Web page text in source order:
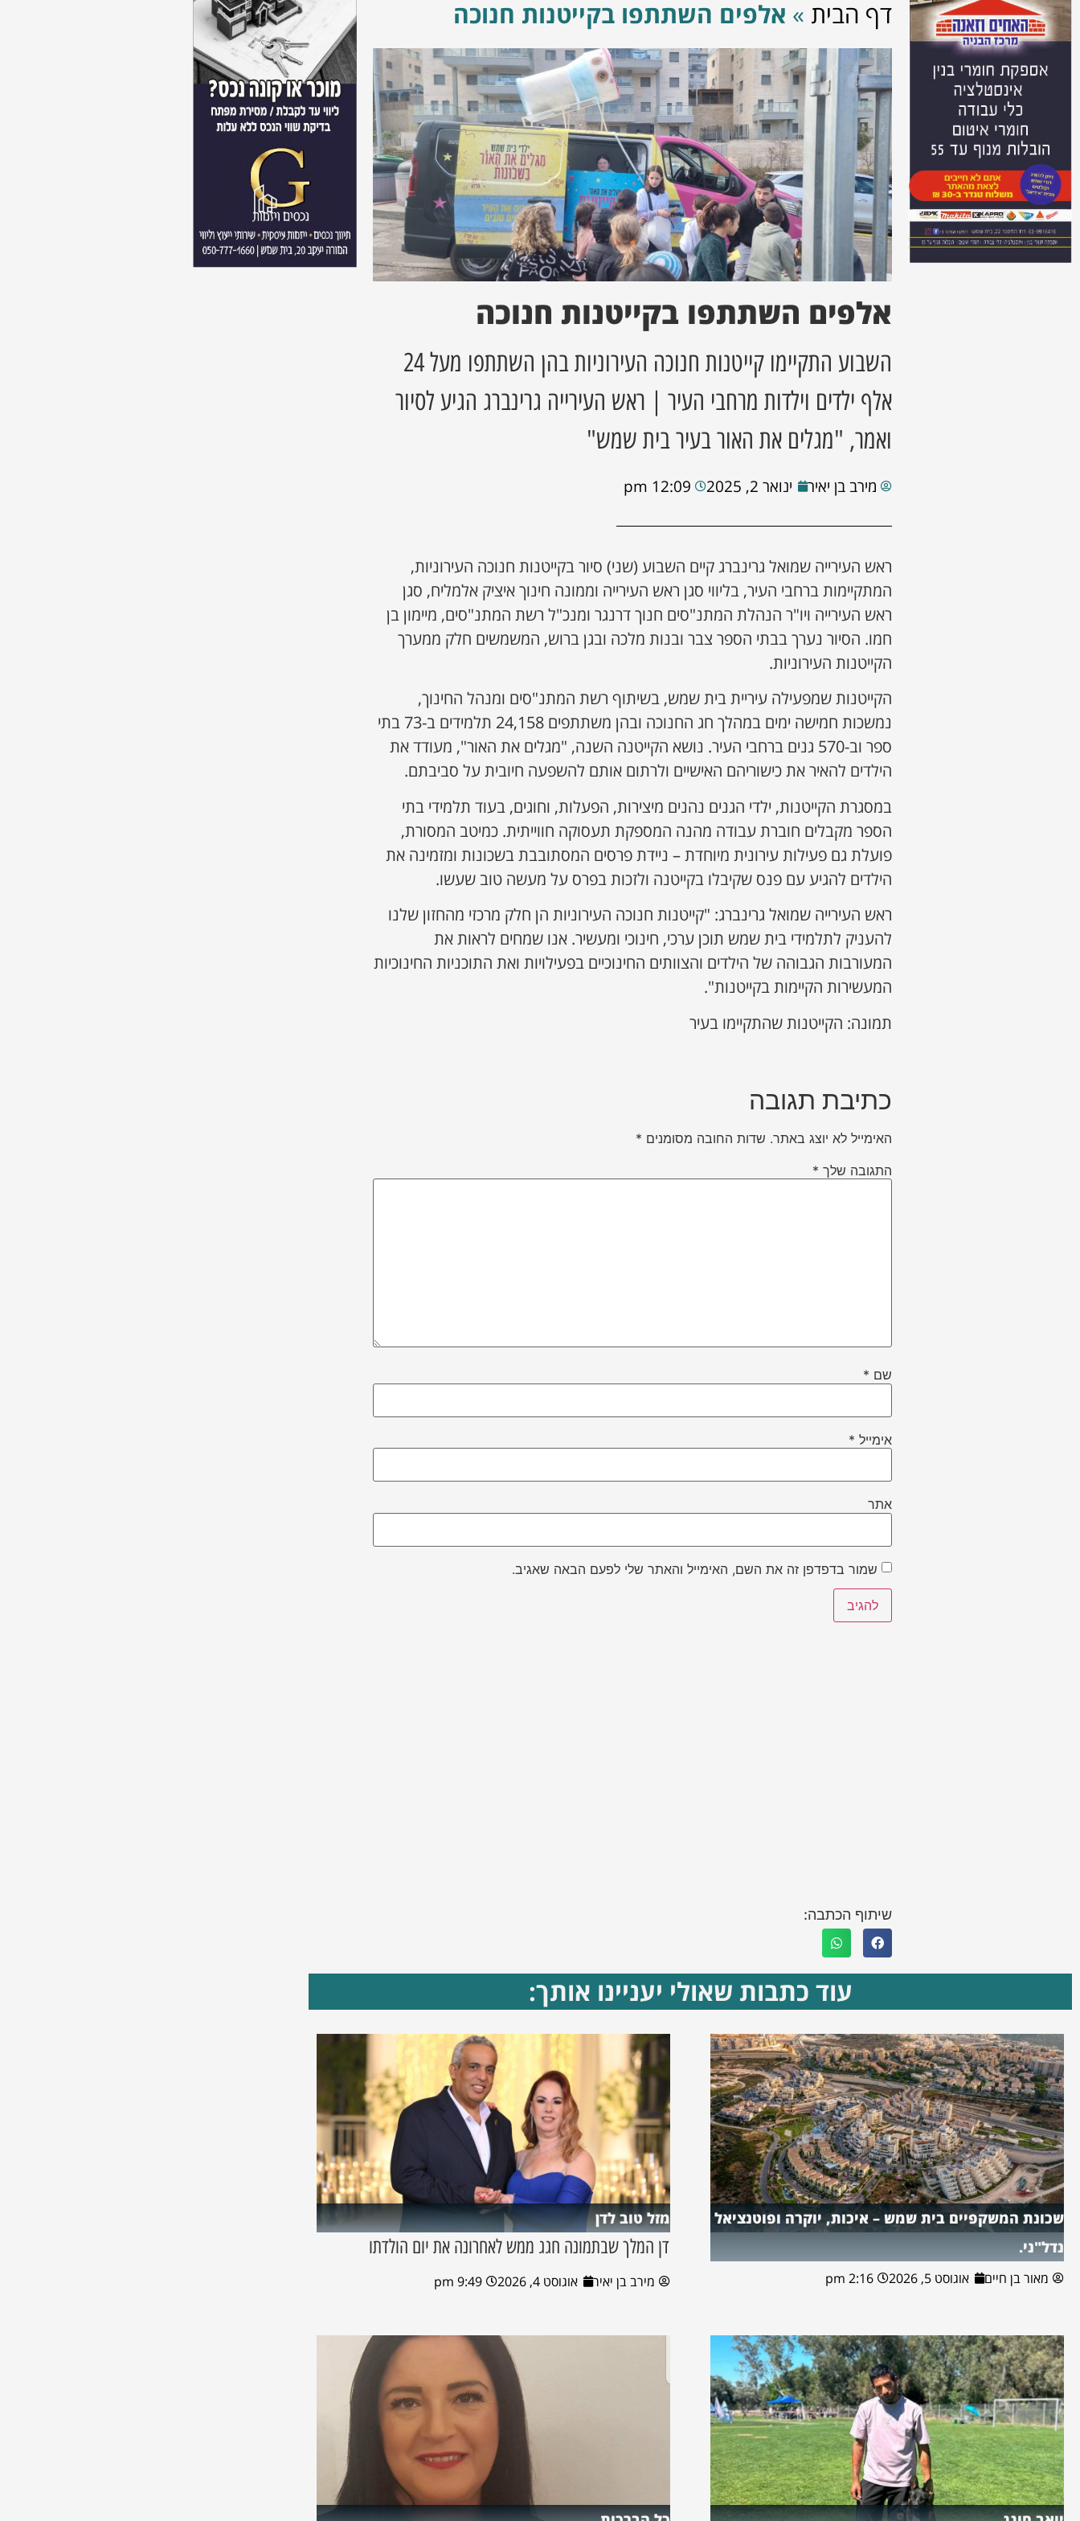
דף הבית » אלפים השתתפו בקייטנות חנוכה
אלפים השתתפו בקייטנות חנוכה
השבוע התקיימו קייטנות חנוכה העירוניות בהן השתתפו מעל 24
אלף ילדים וילדות מרחבי העיר | ראש העירייה גרינברג הגיע לסיור
ואמר, "מגלים את האור בעיר בית שמש"
מירב בן יאיר ינואר 2, 2025 12:09 pm
ראש העירייה שמואל גרינברג קיים השבוע (שני) סיור בקייטנות חנוכה העירוניות,
המתקיימות ברחבי העיר, בליווי סגן ראש העירייה וממונה חינוך איציק אלמליח, סגן
ראש העירייה ויו"ר הנהלת המתנ"סים חנוך דרנגר ומנכ"ל רשת המתנ"סים, מיימון בן
חמו. הסיור נערך בבתי הספר צבר ובנות מלכה ובגן ברוש, המשמשים חלק ממערך
הקייטנות העירוניות.
הקייטנות שמפעילה עיריית בית שמש, בשיתוף רשת המתנ"סים ומנהל החינוך,
נמשכות חמישה ימים במהלך חג החנוכה ובהן משתתפים 24,158 תלמידים ב-73 בתי
ספר וב-570 גנים ברחבי העיר. נושא הקייטנה השנה, "מגלים את האור", מעודד את
הילדים להאיר את כישוריהם האישיים ולרתום אותם להשפעה חיובית על סביבתם.
במסגרת הקייטנות, ילדי הגנים נהנים מיצירות, הפעלות, וחוגים, בעוד תלמידי בתי
הספר מקבלים חוברת עבודה מהנה המספקת תעסוקה חווייתית. כמיטב המסורת,
פועלת גם פעילות עירונית מיוחדת – ניידת פרסים המסתובבת בשכונות ומזמינה את
הילדים להגיע עם פנס שקיבלו בקייטנה ולזכות בפרס על מעשה טוב שעשו.
ראש העירייה שמואל גרינברג: "קייטנות חנוכה העירוניות הן חלק מרכזי מהחזון שלנו
להעניק לתלמידי בית שמש תוכן ערכי, חינוכי ומעשיר. אנו שמחים לראות את
המעורבות הגבוהה של הילדים והצוותים החינוכיים בפעילויות ואת התוכניות החינוכיות
המעשירות הקיימות בקייטנות".
תמונה: הקייטנות שהתקיימו בעיר
כתיבת תגובה
האימייל לא יוצג באתר. שדות החובה מסומנים *
התגובה שלך *
שם *
אימייל *
אתר
שמור בדפדפן זה את השם, האימייל והאתר שלי לפעם הבאה שאגיב.
שיתוף הכתבה:
עוד כתבות שאולי יעניינו אותך:
שכונת המשקפיים בית שמש – איכות, יוקרה ופוטנציאל
נדל"ני.
מאור בן חיים אוגוסט 5, 2026 2:16 pm
מזל טוב לדן
דן המלך שבתמונה חגג ממש לאחרונה את יום הולדתו
מירב בן יאיר אוגוסט 4, 2026 9:49 pm